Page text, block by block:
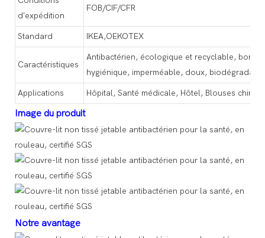
d'expédition
FOB/CIF/CFR
Standard IKEA,OEKOTEX
Caractéristiques
Antibactérien, écologique et recyclable,
hygiénique, imperméable, doux, biodégradable
Applications Hôpital, Santé médicale, Hôtel, Blouses
Image du produit
Notre avantage